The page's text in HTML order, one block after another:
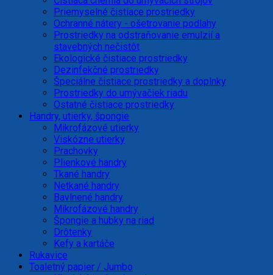
Priemyselné čistiace prostriedky
Ochranné nátery - ošetrovanie podlahy
Prostriedky na odstraňovanie emulzií a
stavebných nečistôt
Ekologické čistiace prostriedky
Dezinfekčné prostriedky
Špeciálne čistiace prostriedky a doplnky
Prostriedky do umývačiek riadu
Ostatné čistiace prostriedky
Handry, utierky, špongie
Mikrofázové utierky
Viskózne utierky
Prachovky
Plienkové handry
Tkané handry
Netkané handry
Bavlnené handry
Mikrofázové handry
Špongie a hubky na riad
Drôtenky
Kefy a kartáče
Rukavice
Toaletný papier / Jumbo